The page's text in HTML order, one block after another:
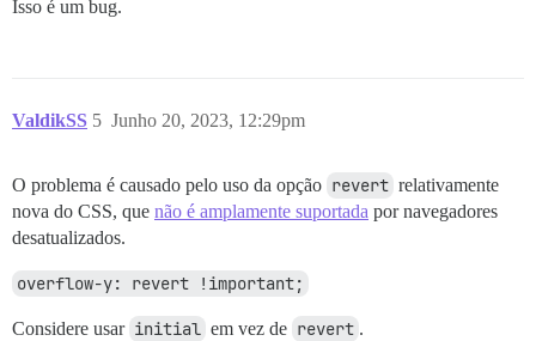
Isso é um bug.
ValdikSS Junho 20, 2023, 12:29pm
5
O problema é causado pelo uso da opção revert relativamente
nova do CSS, que não é amplamente suportada por navegadores
desatualizados.
overflow-y: revert !important;
Considere usar initial em vez de revert .